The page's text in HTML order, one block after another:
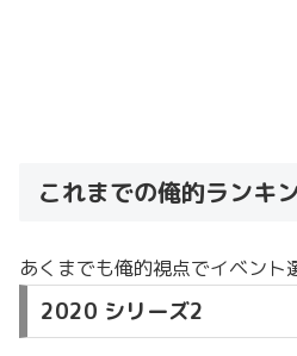
これまでの俺的ランキ
あくまでも俺的視点でイベント
2020 シリーズ2